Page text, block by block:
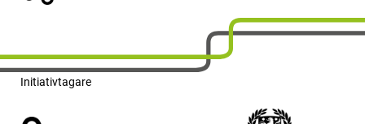
Initiativtagare